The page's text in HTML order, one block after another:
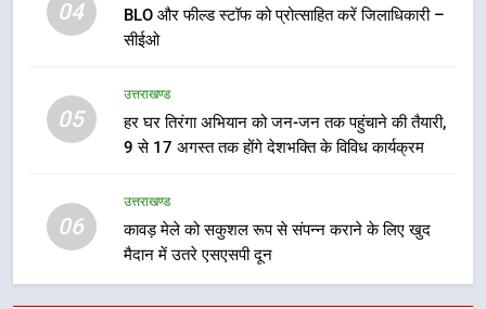
04
BLO और फील्ड स्टॉफ को प्रोत्साहित करें जिलाधिकारी –
सीईओ
05
उत्तराखण्ड
हर घर तिरंगा अभियान को जन-जन तक पहुंचाने की तैयारी,
9 से 17 अगस्त तक होंगे देशभक्ति के विविध कार्यक्रम
06
उत्तराखण्ड
कावड़ मेले को सकुशल रूप से संपन्न कराने के लिए खुद
मैदान में उतरे एसएसपी दून
कार्यकत्री पुरस्कार से मातृशक्ति को किया
8
खेल महाकुंभ 2026ः 01 सितंबर से सजेगा
मुख्यमंत्री चौम्पियनशिप ट्रॉफी का मंच,
विशेष स्वच्छता अभियान में डीएम एवं सचिव